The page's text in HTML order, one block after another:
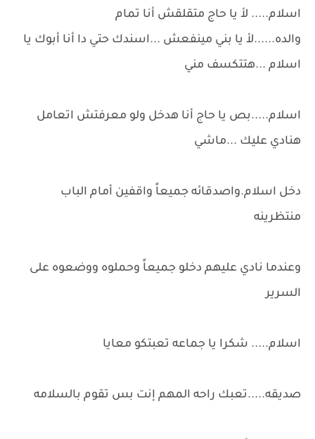
اسلام..... لأ يا حاج متقلقش أنا تمام
والده......لأ يا بني مينفعش ...اسندك حتي دا أنا أبوك يا
اسلام ...هتتكسف مني
اسلام.....بص يا حاج أنا هدخل ولو معرفتش اتعامل
هنادي عليك ...ماشي
دخل اسلام.واصدقائه جميعاً واقفين أمام الباب
منتظرينه
وعندما نادي عليهم دخلو جميعاً وحملوه ووضعوه على
السرير
اسلام..... شكرا يا جماعه تعبتكو معايا
صديقه.....تعبك راحه المهم إنت بس تقوم بالسلامه